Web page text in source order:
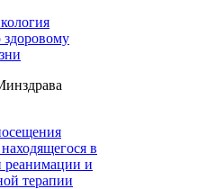
в
реанимации и
терапии